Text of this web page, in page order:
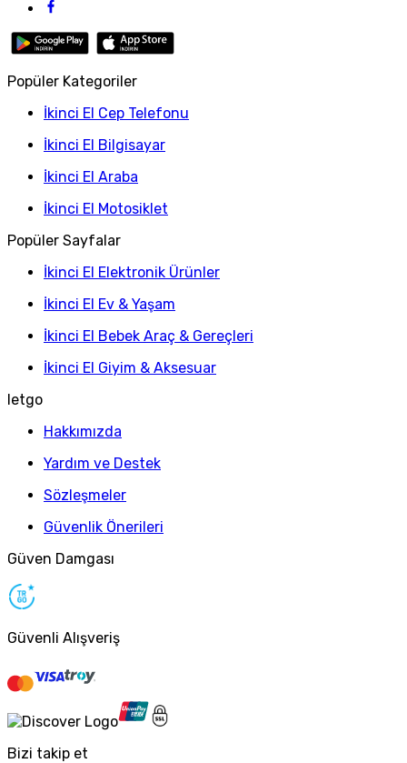
Popüler Kategoriler
İkinci El Cep Telefonu
İkinci El Bilgisayar
İkinci El Araba
İkinci El Motosiklet
Popüler Sayfalar
İkinci El Elektronik Ürünler
İkinci El Ev & Yaşam
İkinci El Bebek Araç & Gereçleri
İkinci El Giyim & Aksesuar
letgo
Hakkımızda
Yardım ve Destek
Sözleşmeler
Güvenlik Önerileri
Güven Damgası
Güvenli Alışveriş
Bizi takip et